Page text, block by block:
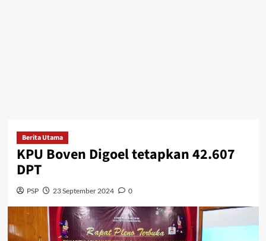
Berita Utama
KPU Boven Digoel tetapkan 42.607
DPT
PSP 23 September 2024 0